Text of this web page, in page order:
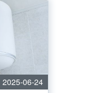
2025-06-24